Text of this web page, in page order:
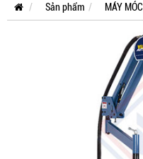
Sản phẩm MÁY